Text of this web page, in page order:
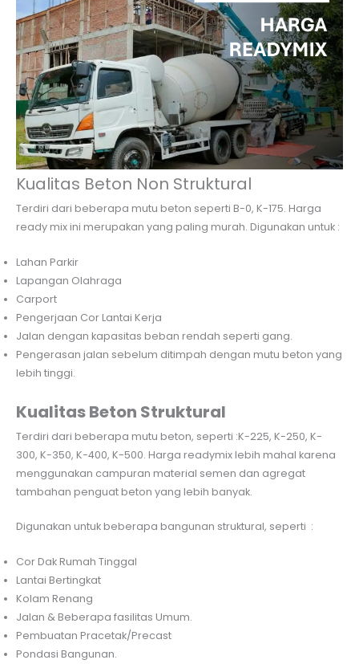
Kualitas Beton Non Struktural
Terdiri dari beberapa mutu beton seperti B-0, K-175. Harga
ready mix ini merupakan yang paling murah. Digunakan untuk :
Lahan Parkir
Lapangan Olahraga
Carport
Pengerjaan Cor Lantai Kerja
Jalan dengan kapasitas beban rendah seperti gang.
Pengerasan jalan sebelum ditimpah dengan mutu beton yang
lebih tinggi.
Kualitas Beton Struktural
Terdiri dari beberapa mutu beton, seperti :K-225, K-250, K-
300, K-350, K-400, K-500. Harga readymix lebih mahal karena
menggunakan campuran material semen dan agregat
tambahan penguat beton yang lebih banyak.
Digunakan untuk beberapa bangunan struktural, seperti :
Cor Dak Rumah Tinggal
Lantai Bertingkat
Kolam Renang
Jalan & Beberapa fasilitas Umum.
Pembuatan Pracetak/Precast
Pondasi Bangunan.